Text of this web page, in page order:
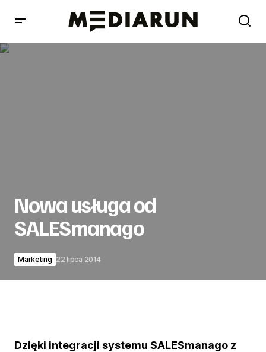
Nowa usługa od
SALESmanago
Marketing 22 lipca 2014
Dzięki integracji systemu SALESmanago z